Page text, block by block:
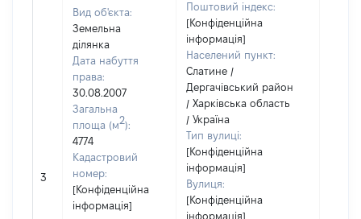
3
Вид об'єкта:
Земельна
ділянка
Дата набуття
права:
30.08.2007
Загальна
площа (м2):
4774
Кадастровий
номер:
[Конфіденційна
інформація]
Поштовий індекс:
[Конфіденційна
інформація]
Населений пункт:
Слатине /
Дергачівський район
/ Харківська область
/ Україна
Тип вулиці:
[Конфіденційна
інформація]
Вулиця:
[Конфіденційна
інформація]